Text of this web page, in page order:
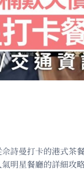
詩曼打卡的港式
明星餐廳的詳細攻